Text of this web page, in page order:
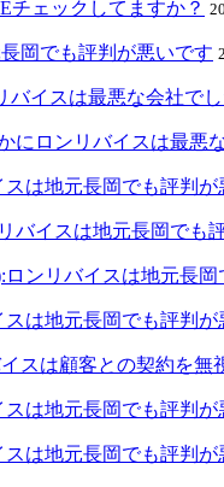
チェックしてますか？
岡でも評判が悪いです
バイスは最悪な会社でし
にロンリバイスは最悪
スは地元長岡でも評判が
バイスは地元長岡でも
ロンリバイスは地元長
スは地元長岡でも評判が
スは顧客との契約を無
スは地元長岡でも評判が
スは地元長岡でも評判が